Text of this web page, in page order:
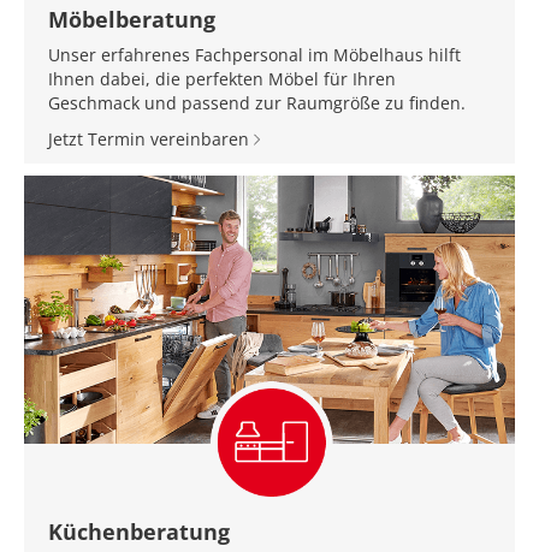
Möbelberatung
Unser erfahrenes Fachpersonal im Möbelhaus hilft
Ihnen dabei, die perfekten Möbel für Ihren
Geschmack und passend zur Raumgröße zu finden.
Jetzt Termin vereinbaren
Küchenberatung